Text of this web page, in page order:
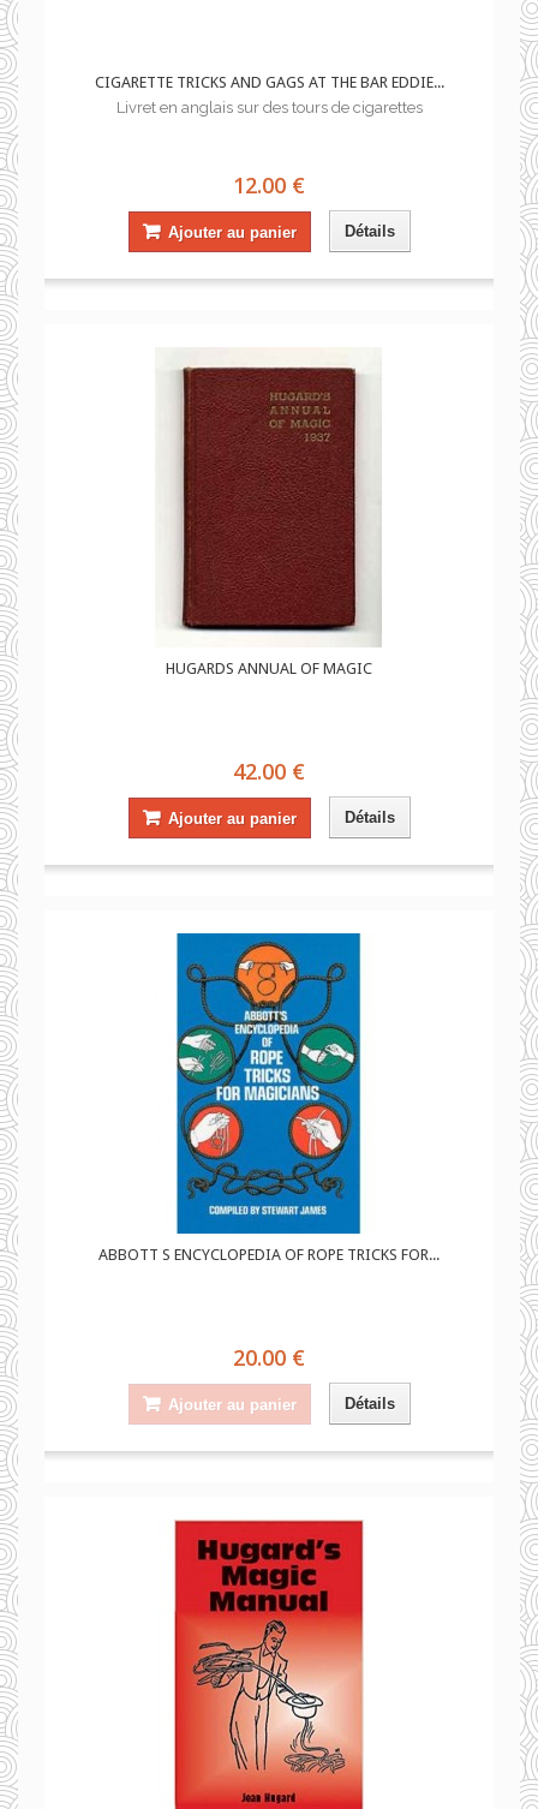
CIGARETTE TRICKS AND GAGS AT THE BAR EDDIE...
Livret en anglais sur des tours de cigarettes
12.00 €
Ajouter au panier Détails
HUGARDS ANNUAL OF MAGIC
42.00 €
Ajouter au panier Détails
ABBOTT S ENCYCLOPEDIA OF ROPE TRICKS FOR...
20.00 €
Ajouter au panier Détails